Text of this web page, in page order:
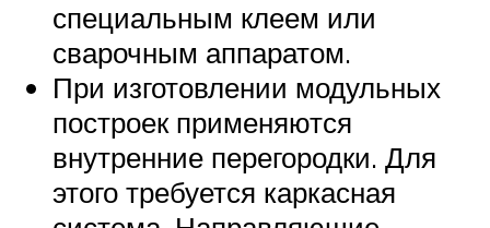
специальным клеем или
сварочным аппаратом.
При изготовлении модульных
построек применяются
внутренние перегородки. Для
этого требуется каркасная